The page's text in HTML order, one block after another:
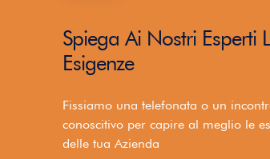
Spiega Ai Nostri Esperti
Esigenze
Fissiamo una telefonata o un
conoscitivo per capire al meglio le
delle tua Azienda